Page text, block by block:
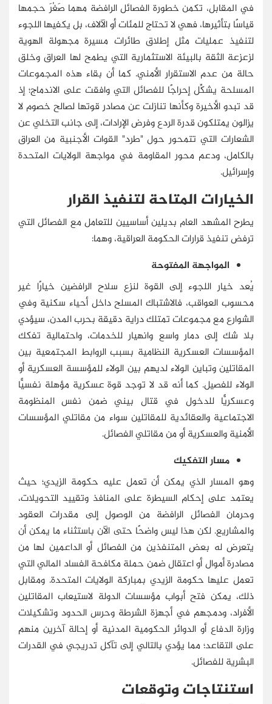
في المقابل، تكمن خطورة الفصائل الرافضة مهما صَغُرَ حجمها
قياسًا بتأثيرها، فهي لا تحتاج للمئات أو الآلاف، بل يكفيها اللجوء
لتنفيذ عمليات مثل إطلاق طائرات مسيرة مجهولة الهوية
لزعزعة الثقة بالبيئة الاستثمارية التي يطمح لها العراق وخلق
حالة من عدم الاستقرار الأمني. كما أن بقاء هذه المجموعات
المسلحة يشكِّل إحراجًا للفصائل التي وافقت على الاندماج؛ إذ
قد تبدو الأخيرة وكأنها تنازلت عن مصادر قوتها لصالح خصوم لا
يزالون يمتلكون قدرة الردع وفرض الإرادات، إلى جانب التخلي عن
الشعارات التي تتمحور حول "طرد" القوات الأجنبية من العراق
بالكامل، ودعم محور المقاومة في مواجهة الولايات المتحدة
وإسرائيل.
الخيارات المتاحة لتنفيذ القرار
يطرح المشهد العام بديلين أساسيين للتعامل مع الفصائل التي
ترفض تنفيذ قرارات الحكومة العراقية، وهما:
المواجهة المفتوحة
يُعد خيار اللجوء إلى القوة لنزع سلاح الرافضين خيارًا غير
محسوب العواقب، فالاشتباك المسلح داخل أحياء سكنية وفي
الشوارع مع مجموعات تمتلك دراية دقيقة بحرب المدن، سيؤدي
بلا شك إلى دمار واسع وانهيار للخدمات، واحتمالية تفكك
المؤسسات العسكرية النظامية بسبب الروابط المجتمعية بين
المقاتلين وتباين الولاء لديهم بين الولاء للمؤسسة العسكرية أو
الولاء للفصيل. كما أنه قد لا توجد قوة عسكرية مؤهلة نفسيًّا
وعسكريًّا للدخول في قتال بيني ضمن نفس المنظومة
الاجتماعية والعقائدية للمقاتلين سواء من مقاتلي المؤسسات
الأمنية والعسكرية أو من مقاتلي الفصائل.
مسار التفكيك
وهو المسار الذي يمكن أن تعمل عليه حكومة الزيدي؛ حيث
يعتمد على إحكام السيطرة على المنافذ وتقييد التحويلات،
وحرمان الفصائل الرافضة من الوصول إلى مقدرات العقود
والمشاريع. لكن هذا ليس واضحًا حتى الآن باستثناء ما يمكن أن
يتعرض له بعض المتنفذين من الفصائل أو الداعمين لها من
مصادرة أموال أو اعتقال ضمن حملة مكافحة الفساد المالي التي
تعمل عليها حكومة الزيدي بمباركة الولايات المتحدة. ومقابل
ذلك، يمكن فتح أبواب مؤسسات الدولة لاستيعاب المقاتلين
الأفراد، ودمجهم في أجهزة الشرطة وحرس الحدود وتشكيلات
وزارة الدفاع أو الدوائر الحكومية المدنية أو إحالة آخرين منهم
على التقاعد؛ مما يؤدي بالتالي إلى تآكل تدريجي في القدرات
البشرية للفصائل.
استنتاجات وتوقعات